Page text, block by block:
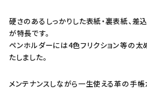
硬さのあるしっかりした表紙・裏表紙、差
が特長です。
ペンホルダーには4色フリクション等の
たしました。
メンテナンスしながら一生使える革の手帳